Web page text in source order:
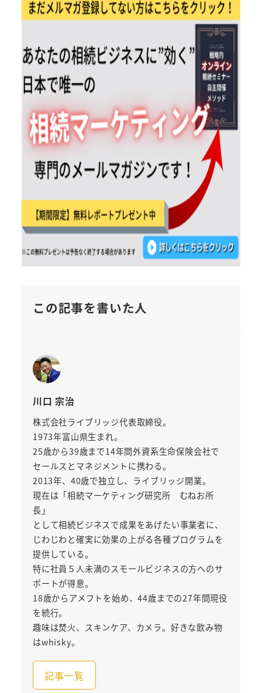
この記事を書いた人
川口 宗治
株式会社ライブリッジ代表取締役。
1973年富山県生まれ。
25歳から39歳まで14年間外資系生命保険会社で
セールスとマネジメントに携わる。
2013年、40歳で独立し、ライブリッジ開業。
現在は「相続マーケティング研究所 むねお所
長」
として相続ビジネスで成果をあげたい事業者に、
じわじわと確実に効果の上がる各種プログラムを
提供している。
特に社員５人未満のスモールビジネスの方へのサ
ポートが得意。
18歳からアメフトを始め、44歳までの27年間現役
を続行。
趣味は焚火、スキンケア、カメラ。好きな飲み物
はwhisky。
記事一覧